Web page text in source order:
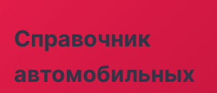
Справочник
автомобильных